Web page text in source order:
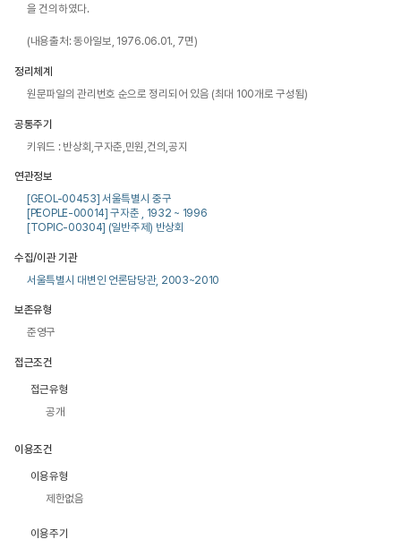
을 건의하였다.
(내용출처: 동아일보, 1976.06.01., 7면)
정리체계
원문파일의 관리번호 순으로 정리되어 있음 (최대 100개로 구성됨)
공통주기
키워드 : 반상회,구자춘,민원,건의,공지
연관정보
[GEOL-00453] 서울특별시 중구
[PEOPLE-00014] 구자춘 , 1932 ~ 1996
[TOPIC-00304] (일반주제) 반상회
수집/이관 기관
서울특별시 대변인 언론담당관, 2003~2010
보존유형
준영구
접근조건
접근유형
공개
이용조건
이용유형
제한없음
이용주기